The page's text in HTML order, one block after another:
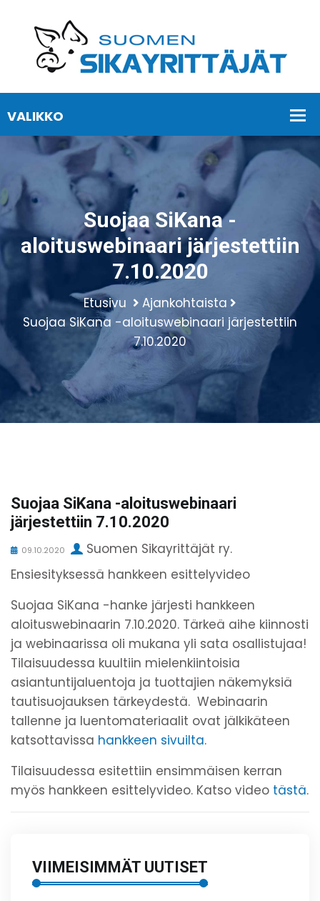
Suojaa SiKana -
aloituswebinaari järjestettiin
7.10.2020
Etusivu
Ajankohtaista
Suojaa SiKana -aloituswebinaari järjestettiin
7.10.2020
Suojaa SiKana -aloituswebinaari
järjestettiin 7.10.2020
09.10.2020
Suomen Sikayrittäjät ry.
Ensiesityksessä hankkeen esittelyvideo
Suojaa SiKana -hanke järjesti hankkeen
aloituswebinaarin 7.10.2020. Tärkeä aihe kiinnosti
ja webinaarissa oli mukana yli sata osallistujaa!
Tilaisuudessa kuultiin mielenkiintoisia
asiantuntijaluentoja ja tuottajien näkemyksiä
tautisuojauksen tärkeydestä. Webinaarin
tallenne ja luentomateriaalit ovat jälkikäteen
katsottavissa hankkeen sivuilta.
Tilaisuudessa esitettiin ensimmäisen kerran
myös hankkeen esittelyvideo. Katso video tästä.
VIIMEISIMMÄT UUTISET